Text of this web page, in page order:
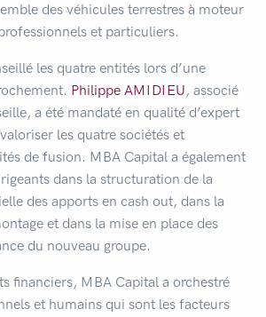
des véhicules terrestres à moteur
et particuliers.
les quatre entités lors d’une
Philippe AMIDIEU, associé
a été mandaté en qualité d’expert
les quatre sociétés et
de fusion. MBA Capital a également
dans la structuration de la
des apports en cash out, dans la
et dans la mise en place des
du nouveau groupe.
financiers, MBA Capital a orchestré
et humains qui sont les facteurs